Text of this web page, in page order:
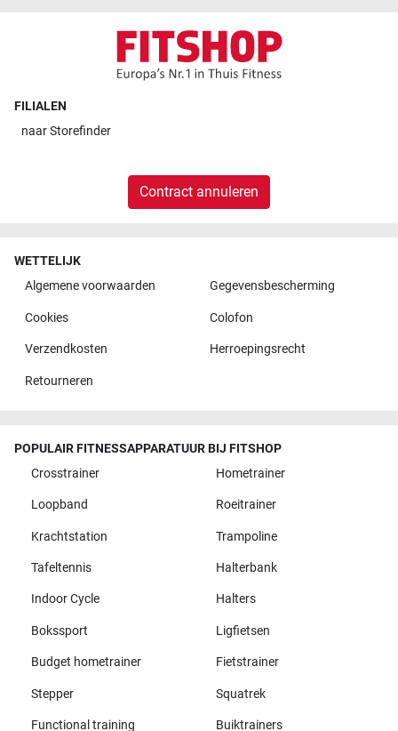
FILIALEN
naarStorefinder
Contract annuleren
WETTELIJK
Algemene voorwaarden
Gegevensbescherming
Cookies Colofon
Verzendkosten Herroepingsrecht
Retourneren
POPULAIR FITNESSAPPARATUUR BIJ FITSHOP
Crosstrainer
Hometrainer
Loopband Roeitrainer
Krachtstation Trampoline
Tafeltennis Halterbank
Indoor Cycle Halters
Bokssport Ligfietsen
Budget hometrainer Fietstrainer
Stepper Squatrek
Functional training Buiktrainers